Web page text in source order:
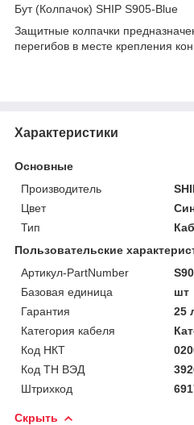
Бут (Колпачок) SHIP S905-Blue
Защитные колпачки
перегибов в месте крепления
Характеристики
Основные
Производитель
Цвет
Тип
Пользовательские
Артикул-PartNumber
Базовая единица
шт
Гарантия
25
Категория кабеля
Код НКТ
Код ТН ВЭД
Штрихкод
Скрыть